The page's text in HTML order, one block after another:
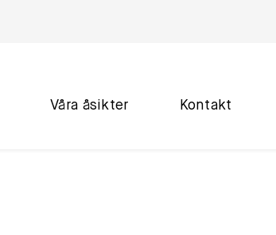
Våra åsikter Kontakt